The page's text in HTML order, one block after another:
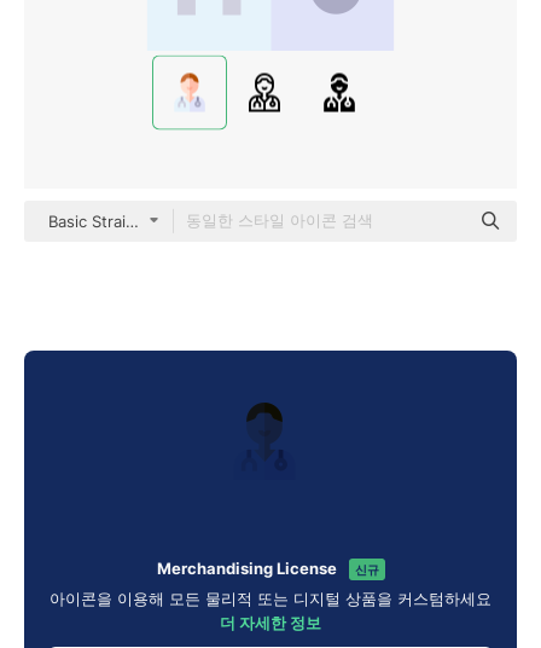
Basic Straight Flat
Merchandising License 신규
아이콘을 이용해 모든 물리적 또는 디지털 상품을 커스텀하세요
더 자세한 정보